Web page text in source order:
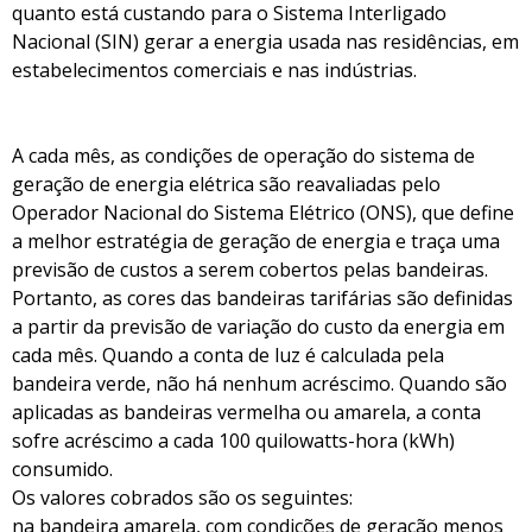
quanto está custando para o Sistema Interligado
Nacional (SIN) gerar a energia usada nas residências, em
estabelecimentos comerciais e nas indústrias.
A cada mês, as condições de operação do sistema de
geração de energia elétrica são reavaliadas pelo
Operador Nacional do Sistema Elétrico (ONS), que define
a melhor estratégia de geração de energia e traça uma
previsão de custos a serem cobertos pelas bandeiras.
Portanto, as cores das bandeiras tarifárias são definidas
a partir da previsão de variação do custo da energia em
cada mês. Quando a conta de luz é calculada pela
bandeira verde, não há nenhum acréscimo. Quando são
aplicadas as bandeiras vermelha ou amarela, a conta
sofre acréscimo a cada 100 quilowatts-hora (kWh)
consumido.
Os valores cobrados são os seguintes:
na bandeira amarela, com condições de geração menos